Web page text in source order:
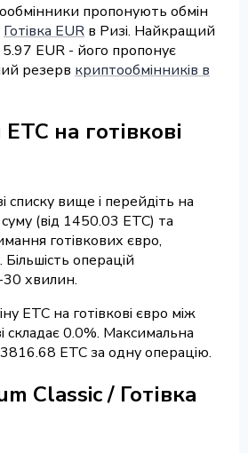
пропонують обмін
Готівка EUR в Ризі. Найкращий
EUR - його пропонує
резерв криптообмінників в
на готівкові
списку вище і перейдіть на
(від 1450.03 ETC) та
готівкових євро,
Більшість операцій
хвилин.
ETC на готівкові євро між
складає 0.0%. Максимальна
ETC за одну операцію.
Classic / Готівка